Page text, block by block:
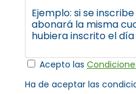
Ejemplo: si se inscribe
abonará la misma
hubiera inscrito el día
Acepto las
Ha de aceptar las